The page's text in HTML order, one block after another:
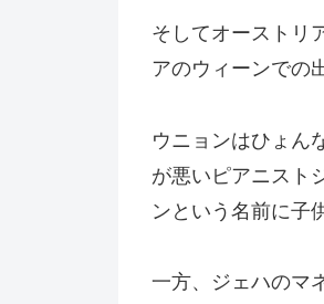
そしてオーストリ
アのウィーンでの
ウニョンはひょん
が悪いピアニスト
ンという名前に子
一方、ジェハのマ